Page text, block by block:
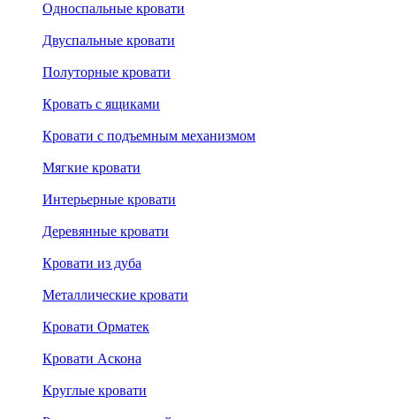
Односпальные кровати
Двуспальные кровати
Полуторные кровати
Кровать с ящиками
Кровати с подъемным механизмом
Мягкие кровати
Интерьерные кровати
Деревянные кровати
Кровати из дуба
Металлические кровати
Кровати Орматек
Кровати Аскона
Круглые кровати